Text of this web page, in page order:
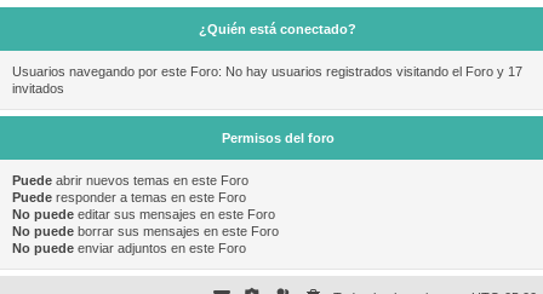
¿Quién está conectado?
Usuarios navegando por este Foro: No hay usuarios registrados visitando el Foro y 17
invitados
Permisos del foro
Puede abrir nuevos temas en este Foro
Puede responder a temas en este Foro
No puede editar sus mensajes en este Foro
No puede borrar sus mensajes en este Foro
No puede enviar adjuntos en este Foro